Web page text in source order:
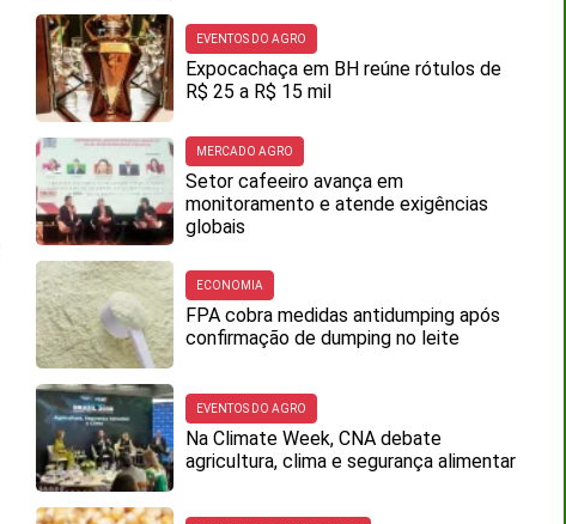
EVENTOS DO AGRO
Expocachaça em BH reúne rótulos de
R$ 25 a R$ 15 mil
MERCADO AGRO
Setor cafeeiro avança em
monitoramento e atende exigências
globais
ECONOMIA
FPA cobra medidas antidumping após
confirmação de dumping no leite
EVENTOS DO AGRO
Na Climate Week, CNA debate
agricultura, clima e segurança alimentar